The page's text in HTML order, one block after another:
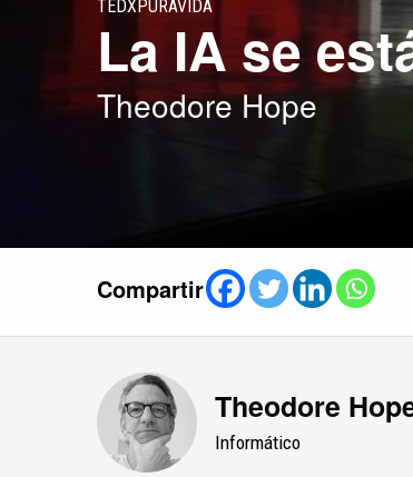
TEDXPURAVIDA
La IA se
Theodore Hope
Compartir
Theodore
Informático